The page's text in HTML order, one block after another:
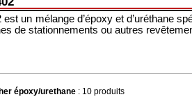
est un mélange d’époxy et d’uréthane
de stationnements ou autres
époxy/urethane : 10 produits